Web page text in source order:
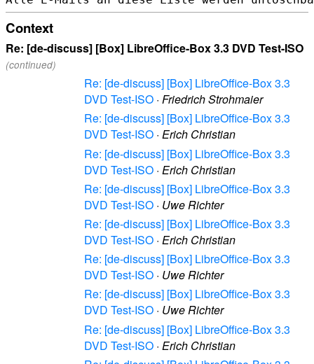
Context
Re: [de-discuss] [Box] LibreOffice-Box 3.3 DVD Test-ISO
(continued)
Re: [de-discuss] [Box] LibreOffice-Box 3.3
DVD Test-ISO · Friedrich Strohmaier
Re: [de-discuss] [Box] LibreOffice-Box 3.3
DVD Test-ISO · Erich Christian
Re: [de-discuss] [Box] LibreOffice-Box 3.3
DVD Test-ISO · Erich Christian
Re: [de-discuss] [Box] LibreOffice-Box 3.3
DVD Test-ISO · Uwe Richter
Re: [de-discuss] [Box] LibreOffice-Box 3.3
DVD Test-ISO · Erich Christian
Re: [de-discuss] [Box] LibreOffice-Box 3.3
DVD Test-ISO · Uwe Richter
Re: [de-discuss] [Box] LibreOffice-Box 3.3
DVD Test-ISO · Uwe Richter
Re: [de-discuss] [Box] LibreOffice-Box 3.3
DVD Test-ISO · Erich Christian